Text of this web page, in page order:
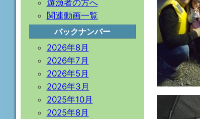
遊漁者の方へ
関連動画一覧
バックナンバー
2026年8月
2026年7月
2026年5月
2026年3月
2025年10月
2025年8月